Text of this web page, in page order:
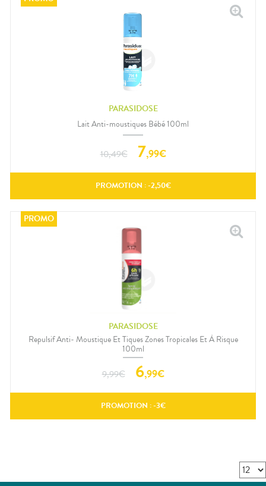
PARASIDOSE
Lait Anti-moustiques Bébé 100ml
10,49€ 7,99€
PROMOTION : -2,50€
PARASIDOSE
Repulsif Anti- Moustique Et Tiques Zones Tropicales Et À Risque
100ml
9,99€ 6,99€
PROMOTION : -3€